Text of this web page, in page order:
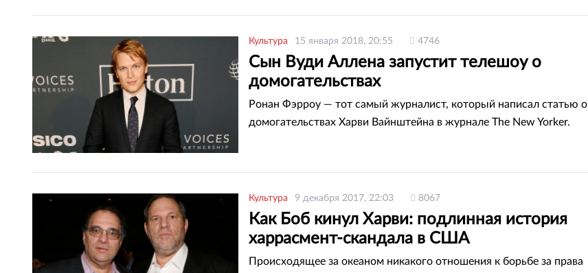
Культура 15 января 2018, 20:55 4746
Сын Вуди Аллена запустит телешоу о
домогательствах
Ронан Фэрроу — тот самый журналист, который написал статью о
домогательствах Харви Вайнштейна в журнале The New Yorker.
Культура 9 декабря 2017, 22:03 8067
Как Боб кинул Харви: подлинная история
харрасмент-скандала в США
Происходящее за океаном никакого отношения к борьбе за права